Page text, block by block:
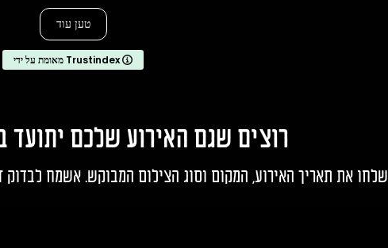
טען עוד
מאומת על ידי Trustindex
רוצים שגם האירוע שלכם יתועד
שלחו את תאריך האירוע, המקום וסוג הצילום המבוקש. אשמח לבדוק